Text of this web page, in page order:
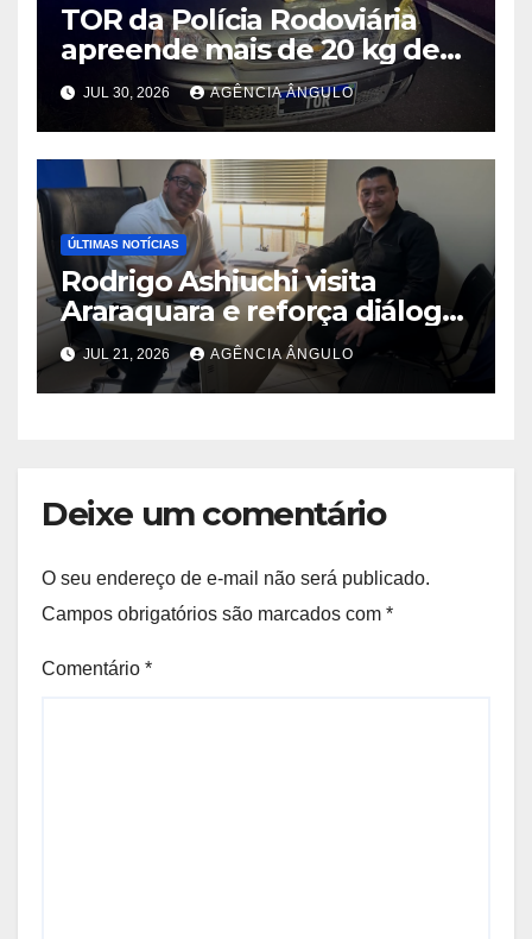
TOR da Polícia Rodoviária
apreende mais de 20 kg de
maconha e prende dois
suspeitos após perseguição
na Rodovia Ayrton Senna
JUL 30, 2026 AGÊNCIA ÂNGULO
ÚLTIMAS NOTÍCIAS
Rodrigo Ashiuchi visita
Araraquara e reforça diálogo
na região central do Estado
JUL 21, 2026 AGÊNCIA ÂNGULO
Deixe um comentário
O seu endereço de e-mail não será publicado.
Campos obrigatórios são marcados com *
Comentário *